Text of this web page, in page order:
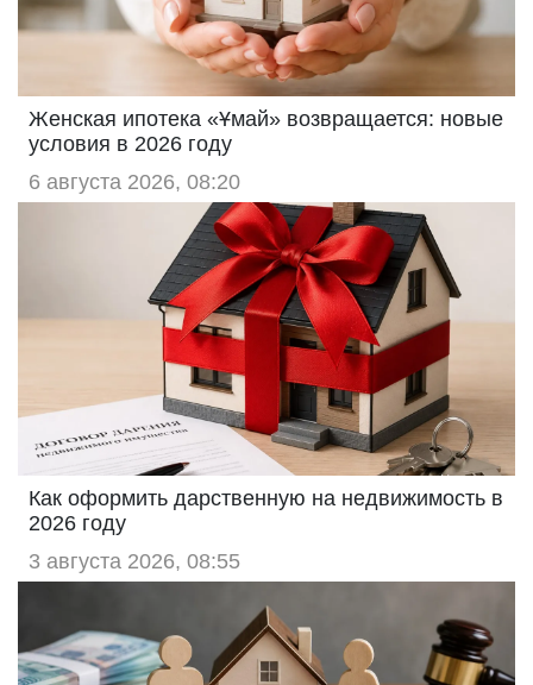
Женская ипотека «Ұмай» возвращается: новые
условия в 2026 году
6 августа 2026, 08:20
Как оформить дарственную на недвижимость в
2026 году
3 августа 2026, 08:55